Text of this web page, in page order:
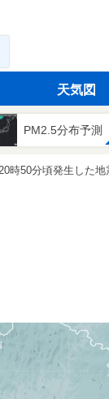
天気図
PM2.5分布予測
時50分頃発生した地